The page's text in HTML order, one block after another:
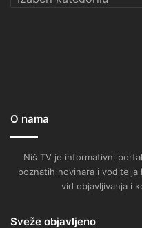
O nama
Niš TV je informativni
poznatih novinara i
vid objavljivanja i
Sveže objavljeno